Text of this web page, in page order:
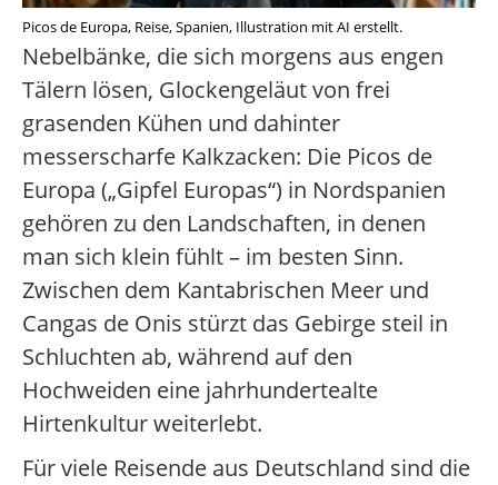
Picos de Europa, Reise, Spanien, Illustration mit AI erstellt.
Nebelbänke, die sich morgens aus engen
Tälern lösen, Glockengeläut von frei
grasenden Kühen und dahinter
messerscharfe Kalkzacken: Die Picos de
Europa („Gipfel Europas“) in Nordspanien
gehören zu den Landschaften, in denen
man sich klein fühlt – im besten Sinn.
Zwischen dem Kantabrischen Meer und
Cangas de Onis stürzt das Gebirge steil in
Schluchten ab, während auf den
Hochweiden eine jahrhundertealte
Hirtenkultur weiterlebt.
Für viele Reisende aus Deutschland sind die